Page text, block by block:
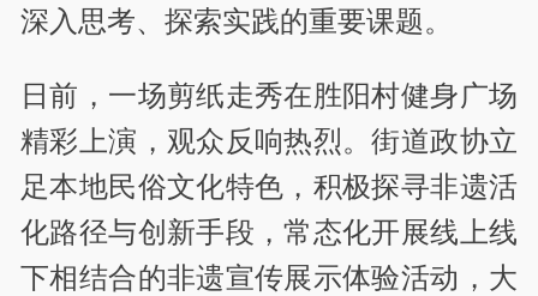
深入思考、探索实践的重要课题。
日前，一场剪纸走秀在胜阳村健身广场
精彩上演，观众反响热烈。街道政协立
足本地民俗文化特色，积极探寻非遗活
化路径与创新手段，常态化开展线上线
下相结合的非遗宣传展示体验活动，大